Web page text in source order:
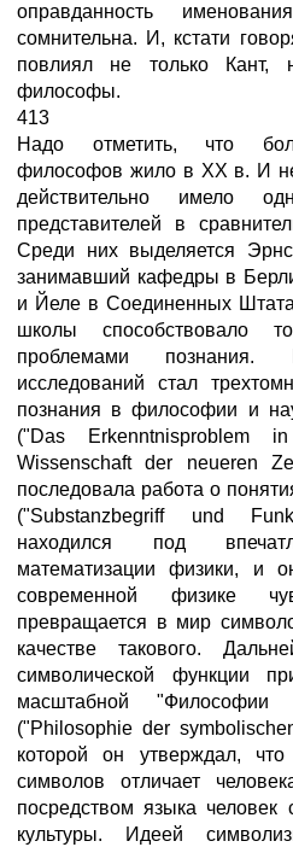
оправданность
сомнительна. И, кстати
повлиял не только Кант,
философы.
413
Надо отметить, что
философов жило в XX в. И
действительно имело
представителей в
Среди них выделяется
занимавший кафедры в
и Йеле в Соединенных
школы способствовало
проблемами
исследований стал
познания в философии и
("Das Erkenntnisproblem
Wissenschaft der neueren
последовала работа о
("Substanzbegriff und
находился под
математизации физики, и
современной физике
превращается в мир
качестве такового.
символической функции
масштабной "Философии
("Philosophie der
которой он утверждал,
символов отличает
посредством языка
культуры. Идеей